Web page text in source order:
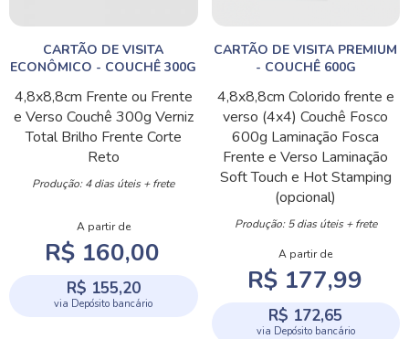
CARTÃO DE VISITA
ECONÔMICO - COUCHÊ 300G
4,8x8,8cm Frente ou Frente
e Verso Couchê 300g Verniz
Total Brilho Frente Corte
Reto
Produção: 4 dias úteis + frete
A partir de
R$ 160,00
R$ 155,20
via Depósito bancário
CARTÃO DE VISITA PREMIUM
- COUCHÊ 600G
4,8x8,8cm Colorido frente e
verso (4x4) Couchê Fosco
600g Laminação Fosca
Frente e Verso Laminação
Soft Touch e Hot Stamping
(opcional)
Produção: 5 dias úteis + frete
A partir de
R$ 177,99
R$ 172,65
via Depósito bancário